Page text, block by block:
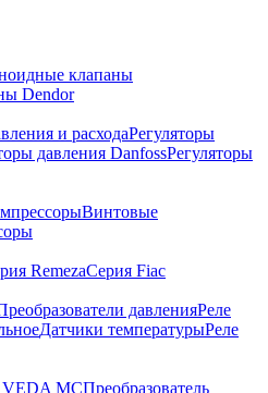
клапаны
Dendor
и расходаРегуляторы
давления DanfossРегуляторы
Винтовые
RemezaСерия Fiac
давленияРеле
Датчики температурыРеле
VEDA MCПреобразователь